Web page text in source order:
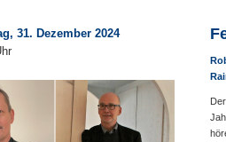
31. Dezember 2024